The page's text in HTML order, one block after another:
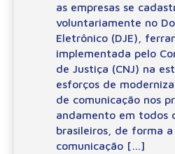
as empresas se
voluntariamente no
Eletrônico (DJE),
implementada pelo
de Justiça (CNJ) na
esforços de
de comunicação nos
andamento em todos
brasileiros, de forma
comunicação […]